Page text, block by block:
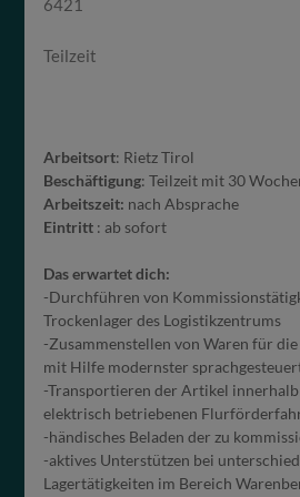
6421
Teilzeit
Arbeitsort: Rietz Tirol
Beschäftigung: Teilzeit mit 30
Arbeitszeit: nach Absprache
Eintritt: ab sofort
Das erwartet dich:
-Durchführen von
Trockenlager des Logistikzentrums
-Zusammenstellen von Waren für
mit Hilfe modernster
-Transportieren der Artikel
elektrisch betriebenen
-händisches Beladen der zu
-aktives Unterstützen bei
Lagertätigkeiten im Bereich